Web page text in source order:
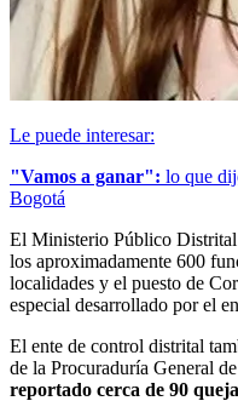
Le puede interesar:
"Vamos a ganar": lo que
Bogotá
El Ministerio Público Distrital
los aproximadamente 600
localidades y el puesto de
especial desarrollado por el
El ente de control distrital
de la Procuraduría General
reportado cerca de 90